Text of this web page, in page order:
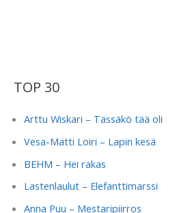
TOP 30
Arttu Wiskari – Tässäkö tää oli
Vesa-Matti Loiri – Lapin kesä
BEHM – Hei rakas
Lastenlaulut – Elefanttimarssi
Anna Puu – Mestaripiirros